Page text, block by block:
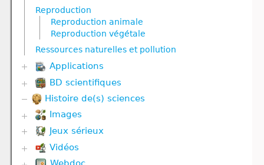
Reproduction
Reproduction animale
Reproduction végétale
Ressources naturelles et pollution
Applications
Biodiversité
Communication hormonale
Communication nerveuse
Corps humain
Défense immunitaire
Divers
Evolution
BD scientifiques
Biodiversité
Corps humain
Divers
Evolution
Géodynamique externe et Climat
Géodynamique interne
Histoire de(s) sciences
Images
Corps humain
Jeux sérieux
Biodiversité
Défense immunitaire
Vidéos